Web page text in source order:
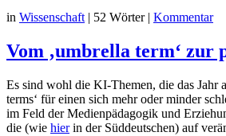
in Wissenschaft | 52 Wörter | Kommentar
Vom ‚umbrella term‘ zur
Es sind wohl die KI-Themen, die das Jahr
terms‘ für einen sich mehr oder minder
im Feld der Medienpädagogik und
die (wie hierin der Süddeutschen) auf